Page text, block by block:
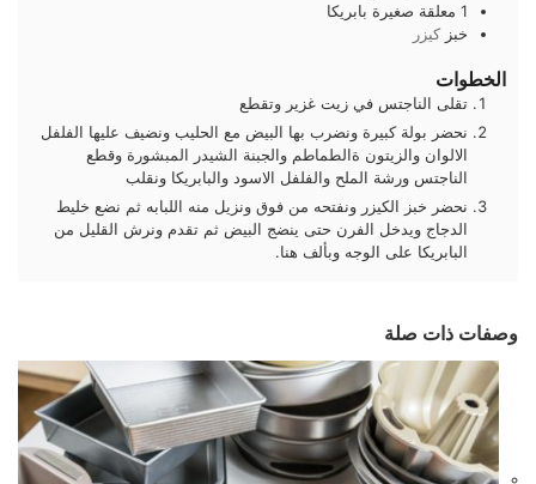
1 معلقة صغيرة بابريكا
خبز كيزر
الخطوات
تقلى الناجتس في زيت غزير وتقطع
نحضر بولة كبيرة ونضرب بها البيض مع الحليب ونضيف عليها الفلفل
الالوان والزيتون ةالطماطم والجبنة الشيدر المبشورة وقطع
الناجتس ورشة الملح والفلفل الاسود والبابريكا ونقلب
نحضر خبز الكيزر ونفتحه من فوق ونزيل منه اللبابه ثم نضع خليط
الدجاج ويدخل الفرن حتى ينضج البيض ثم تقدم ونرش القليل من
البابريكا على الوجه وبألف هنا.
وصفات ذات صلة